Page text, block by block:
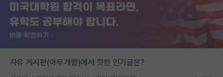
자유 게시판(아무개랩)에서 핫한 인기글은?